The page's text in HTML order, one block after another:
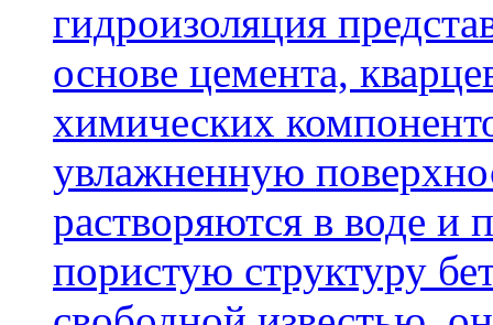
гидроизоляция
основе цемента,
химических
увлажненную
растворяются в воде и
пористую структуру